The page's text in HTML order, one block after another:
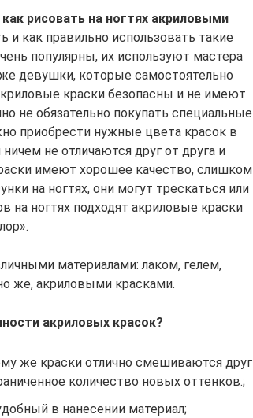
как рисовать на ногтях акриловыми
как правильно использовать такие
популярны, их используют мастера
девушки, которые самостоятельно
краски безопасны и не имеют
не обязательно покупать специальные
приобрести нужные цвета красок в
не отличаются друг от друга и
имеют хорошее качество, слишком
на ногтях, они могут трескаться или
на ногтях подходят акриловые краски
материалами: лаком, гелем,
же, акриловыми красками.
акриловых красок?
же краски отлично смешиваются друг
количество новых оттенков.;
в нанесении материал;